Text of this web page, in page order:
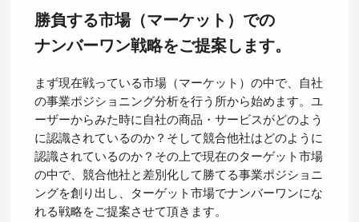
勝負する市場（マーケット）での
ナンバーワン戦略をご提案します。
まず現在戦っている市場（マーケット）の中で、自社
の事業ポジショニング分析を行う所から始めます。ユ
ーザーからみた時に自社の商品・サービスがどのよう
に認識されているのか？そして競合他社はどのように
認識されているのか？その上で現在のターゲット市場
の中で、競合他社と差別化して勝てる事業ポジショニ
ングを創り出し、ターゲット市場でナンバーワンにな
れる戦略をご提案させて頂きます。